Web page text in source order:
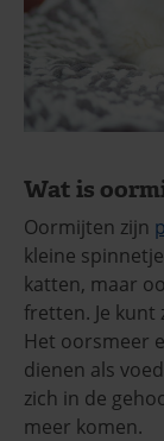
Wat is
Oormijten zijn
kleine
katten, maar
fretten. Je kunt
Het oorsmeer
dienen als
zich in de
meer komen.